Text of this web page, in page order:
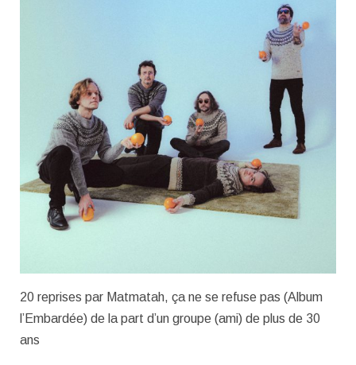
20 reprises par Matmatah, ça ne se refuse pas (Album
l’Embardée) de la part d’un groupe (ami) de plus de 30
ans